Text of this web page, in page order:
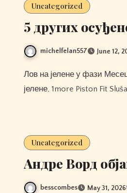
Uncategorized
5 других
michelfelan557 June 12,
Лов на јелене у фази Месеца Већина истраживања која су рађена на ову тему укључивала је лов на
јелене, 1more Piston Fit
Uncategorized
Андре Ворд
besscombes May 31, 2026